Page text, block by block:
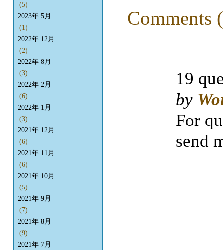
Comments
(5)
2023年 5月
(1)
2022年 12月
(2)
2022年 8月
(3)
2022年 2月
(6)
2022年 1月
(3)
2021年 12月
(6)
2021年 11月
(6)
2021年 10月
(5)
2021年 9月
(7)
2021年 8月
(9)
2021年 7月
19
by
For
send